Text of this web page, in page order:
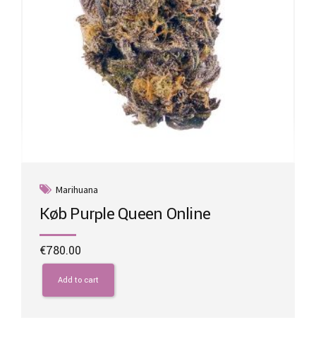
Marihuana
Køb Purple Queen Online
€780.00
Add to cart